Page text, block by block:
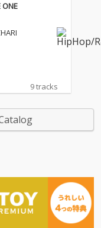
ONE
9 tracks